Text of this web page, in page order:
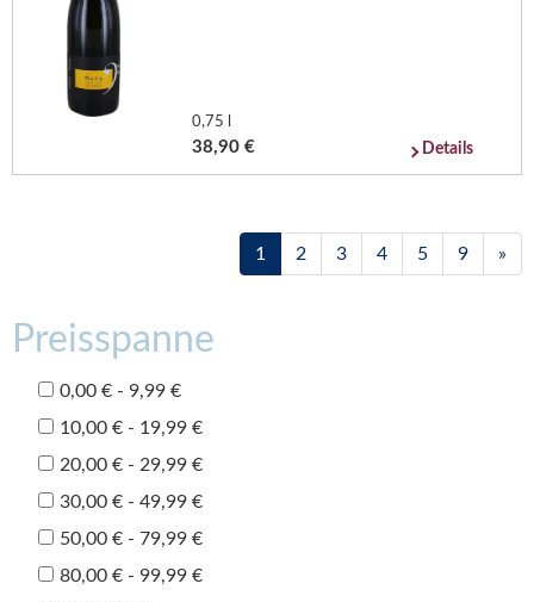
0,75 l
38,90 € Details
1 2 3 4 5 9 »
Preisspanne
0,00 € - 9,99 €
10,00 € - 19,99 €
20,00 € - 29,99 €
30,00 € - 49,99 €
50,00 € - 79,99 €
80,00 € - 99,99 €